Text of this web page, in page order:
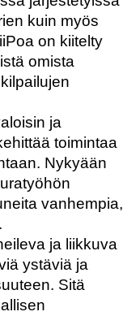
kuin myös
on kiitelty
omista
ja
toimintaa
Nykyään
vanhempia,
ja liikkuva
ystäviä ja
Sitä